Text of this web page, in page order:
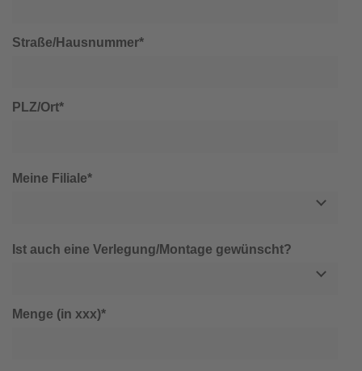
Straße/Hausnummer*
PLZ/Ort*
Meine Filiale*
Ist auch eine Verlegung/Montage gewünscht?
Menge (in xxx)*